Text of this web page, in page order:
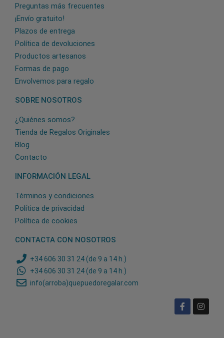
Preguntas más frecuentes
¡Envío gratuito!
Plazos de entrega
Política de devoluciones
Productos artesanos
Formas de pago
Envolvemos para regalo
SOBRE NOSOTROS
¿Quiénes somos?
Tienda de Regalos Originales
Blog
Contacto
INFORMACIÓN LEGAL
Términos y condiciones
Política de privacidad
Política de cookies
CONTACTA CON NOSOTROS
+34 606 30 31 24 (de 9 a 14 h.)
+34 606 30 31 24 (de 9 a 14 h.)
info(arroba)quepuedoregalar.com